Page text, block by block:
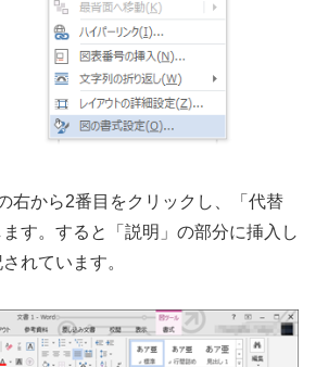
右から2番目をクリックし、「代替
す。すると「説明」の部分に挿入し
れています。